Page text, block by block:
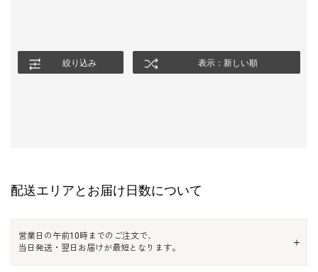
絞り込み 表示：新しい順
配送エリアとお届け日数について
営業日の午前10時までのご注文で、
当日発送・翌日お届けが最短となります。